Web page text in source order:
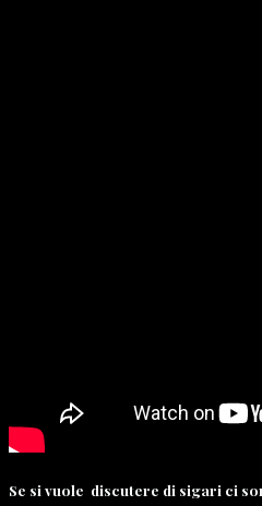
Se si vuole discutere di sigari ci